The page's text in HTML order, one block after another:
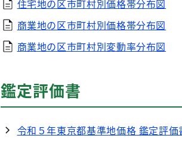
住宅地の区市町村別価格帯分布図
商業地の区市町村別価格帯分布図
商業地の区市町村別変動率分布図
鑑定評価書
令和５年東京都基準地価格 鑑定評